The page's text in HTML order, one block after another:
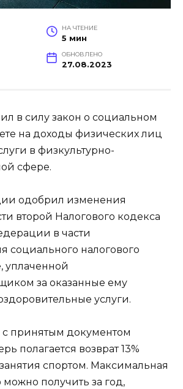
НА ЧТЕНИЕ
5 мин
ОБНОВЛЕНО
27.08.2023
в силу закон о социальном
на доходы физических лиц
в физкультурно-
сфере.
одобрил изменения
второй Налогового кодекса
в части
социального налогового
уплаченной
за оказанные ему
услуги.
с принятым документом
полагается возврат 13%
спортом. Максимальная
получить за год,